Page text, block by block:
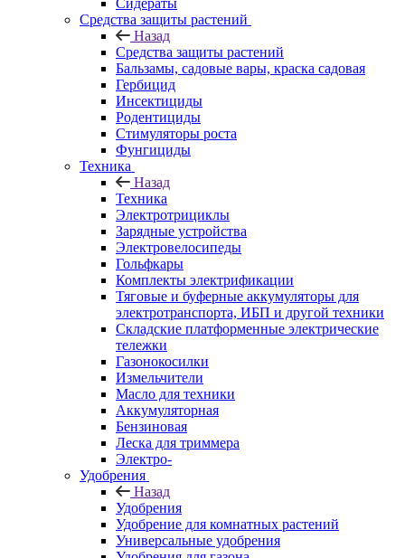
Средства защиты растений
Назад
Средства защиты растений
Бальзамы, садовые вары, краска садовая
Гербицид
Инсектициды
Родентициды
Стимуляторы роста
Фунгициды
Техника
Назад
Техника
Электротрициклы
Зарядные устройства
Электровелосипеды
Гольфкары
Комплекты электрификации
Тяговые и буферные аккумуляторы для
электротранспорта, ИБП и другой техники
Складские платформенные электрические
тележки
Газонокосилки
Измельчители
Масло для техники
Аккумуляторная
Бензиновая
Леска для триммера
Электро-
Удобрения
Назад
Удобрения
Удобрение для комнатных растений
Универсальные удобрения